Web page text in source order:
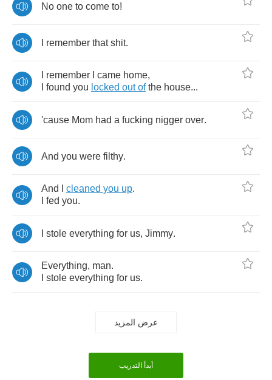
No one to come to!
remember that shit.
remember came home,
found you locked out of the house...
'cause Mom had a fucking nigger over.
And you were filthy.
And cleaned you up.
fed you.
stole everything for us, Jimmy.
Everything, man.
stole everything for us.
عرض المزيد
أبدأ التدريب